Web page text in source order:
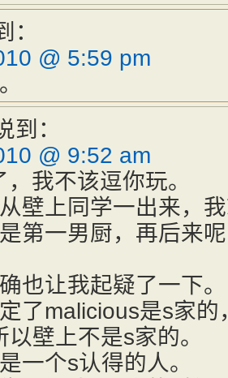
：
@ 5:59 pm
到：
@ 9:52 am
我不该逗你玩。
壁上同学一出来，
第一男厨，再后来
也让我起疑了一下。
了malicious是s家
壁上不是s家的。
一个s认得的人。